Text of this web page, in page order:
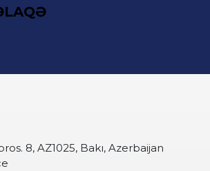
8, AZ1025, Bakı, Azerbaijan